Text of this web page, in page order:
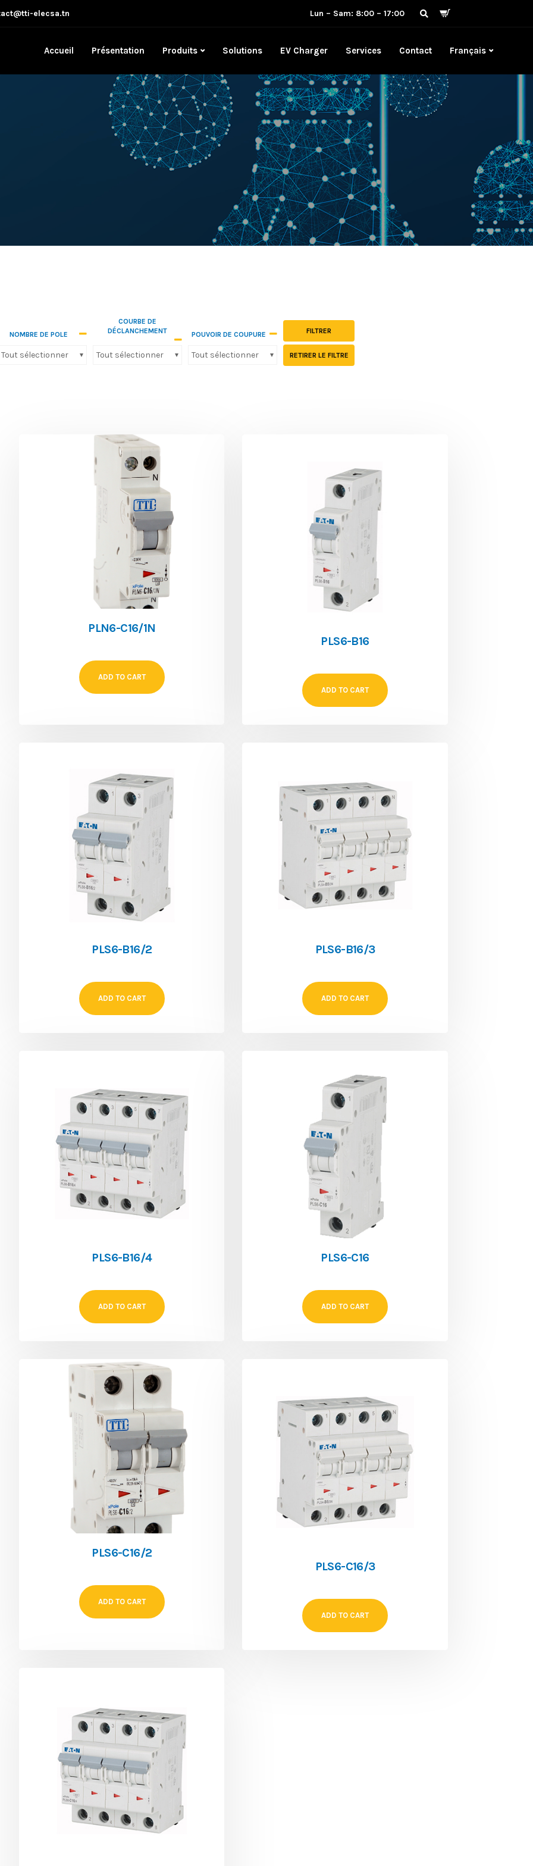
elecsa.tn Lun – Sam: 8:00 – 17:00
Accueil Présentation Produits Solutions EV Charger Services Contact Français
NOMBRE DE POLE
Tout sélectionner
COURBE DE
DÉCLANCHEMENT
Tout sélectionner
POUVOIR DE COUPURE
Tout sélectionner
FILTRER
RETIRER LE FILTRE
PLN6-C16/1N
ADD TO CART
PLS6-B16
ADD TO CART
PLS6-B16/2
ADD TO CART
PLS6-B16/3
ADD TO CART
PLS6-B16/4
ADD TO CART
PLS6-C16
ADD TO CART
PLS6-C16/2
ADD TO CART
PLS6-C16/3
ADD TO CART